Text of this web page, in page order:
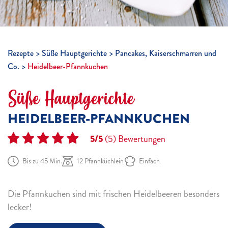
Rezepte Süße Hauptgerichte
Pancakes, Kaiserschmarren und
Co.
Heidelbeer-Pfannkuchen
Süße Hauptgerichte
HEIDELBEER-PFANNKUCHEN
5/5(5)Bewertungen
Bis zu 45 Min. 12 Pfannküchlein Einfach
Die Pfannkuchen sind mit frischen Heidelbeeren besonders
lecker!